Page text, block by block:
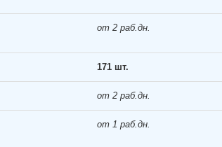
от 2 раб.дн.
171 шт.
от 2 раб.дн.
от 1 раб.дн.